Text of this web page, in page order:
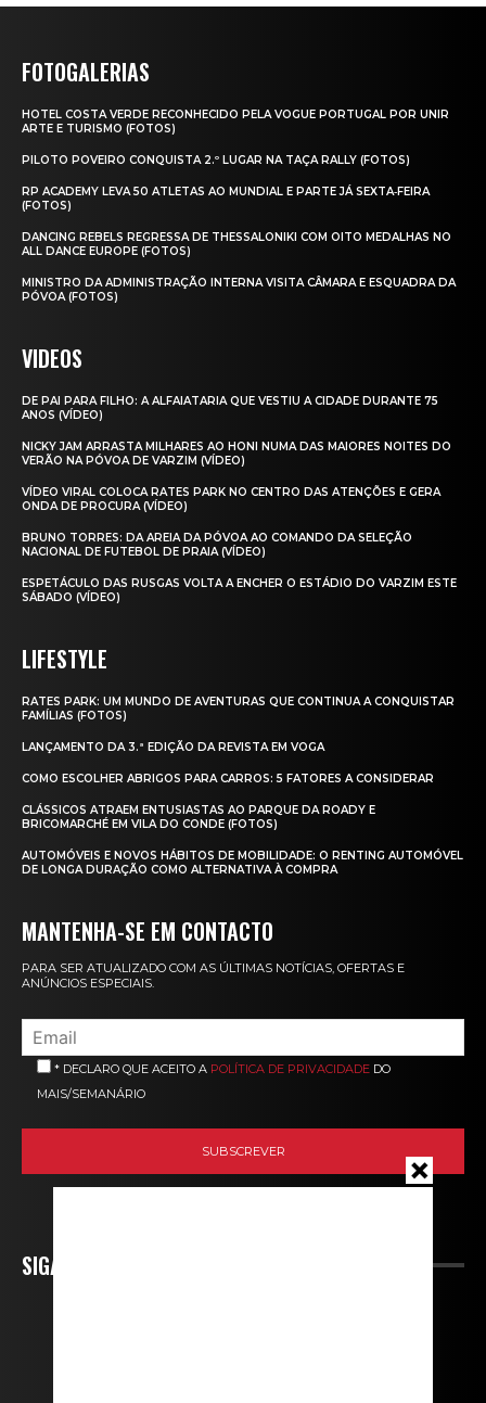
FOTOGALERIAS
HOTEL COSTA VERDE RECONHECIDO PELA VOGUE PORTUGAL POR UNIR
ARTE E TURISMO (FOTOS)
PILOTO POVEIRO CONQUISTA 2.º LUGAR NA TAÇA RALLY (FOTOS)
RP ACADEMY LEVA 50 ATLETAS AO MUNDIAL E PARTE JÁ SEXTA‑FEIRA
(FOTOS)
DANCING REBELS REGRESSA DE THESSALONIKI COM OITO MEDALHAS NO
ALL DANCE EUROPE (FOTOS)
MINISTRO DA ADMINISTRAÇÃO INTERNA VISITA CÂMARA E ESQUADRA DA
PÓVOA (FOTOS)
VIDEOS
DE PAI PARA FILHO: A ALFAIATARIA QUE VESTIU A CIDADE DURANTE 75
ANOS (VÍDEO)
NICKY JAM ARRASTA MILHARES AO HONI NUMA DAS MAIORES NOITES DO
VERÃO NA PÓVOA DE VARZIM (VÍDEO)
VÍDEO VIRAL COLOCA RATES PARK NO CENTRO DAS ATENÇÕES E GERA
ONDA DE PROCURA (VÍDEO)
BRUNO TORRES: DA AREIA DA PÓVOA AO COMANDO DA SELEÇÃO
NACIONAL DE FUTEBOL DE PRAIA (VÍDEO)
ESPETÁCULO DAS RUSGAS VOLTA A ENCHER O ESTÁDIO DO VARZIM ESTE
SÁBADO (VÍDEO)
LIFESTYLE
RATES PARK: UM MUNDO DE AVENTURAS QUE CONTINUA A CONQUISTAR
FAMÍLIAS (FOTOS)
LANÇAMENTO DA 3.ª EDIÇÃO DA REVISTA EM VOGA
COMO ESCOLHER ABRIGOS PARA CARROS: 5 FATORES A CONSIDERAR
CLÁSSICOS ATRAEM ENTUSIASTAS AO PARQUE DA ROADY E
BRICOMARCHÉ EM VILA DO CONDE (FOTOS)
AUTOMÓVEIS E NOVOS HÁBITOS DE MOBILIDADE: O RENTING AUTOMÓVEL
DE LONGA DURAÇÃO COMO ALTERNATIVA À COMPRA
MANTENHA-SE EM CONTACTO
PARA SER ATUALIZADO COM AS ÚLTIMAS NOTÍCIAS, OFERTAS E
ANÚNCIOS ESPECIAIS.
* DECLARO QUE ACEITO A POLÍTICA DE PRIVACIDADE DO
MAIS/SEMANÁRIO
SIGA-NOS